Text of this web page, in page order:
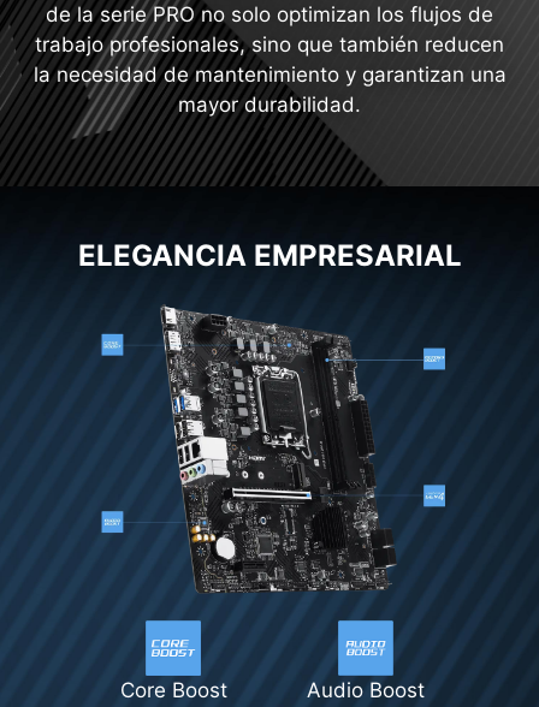
de la serie PRO no solo optimizan los flujos de
trabajo profesionales, sino que también reducen
la necesidad de mantenimiento y garantizan una
mayor durabilidad.
ELEGANCIA EMPRESARIAL
Core Boost Audio Boost